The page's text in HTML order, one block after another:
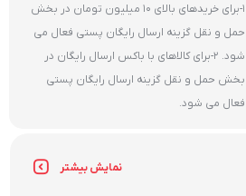
1-برای خریدهای بالای 10 میلیون تومان در بخش
حمل و نقل گزینه ارسال رایگان پستی فعال می
شود. 2-برای کالاهای با باکس ارسال رایگان در
بخش حمل و نقل گزینه ارسال رایگان پستی
فعال می شود.
نمایش بیشتر